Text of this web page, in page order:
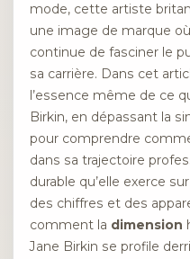
mode, cette artiste
une image de marque
continue de fasciner le
sa carrière. Dans cet
l’essence même de ce
Birkin, en dépassant la
pour comprendre
dans sa trajectoire
durable qu’elle exerce
des chiffres et des
comment la dimension
Jane Birkin se profile